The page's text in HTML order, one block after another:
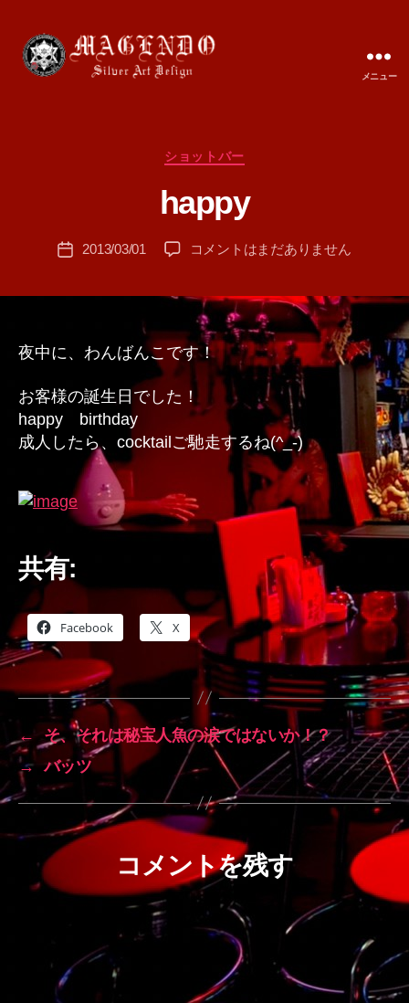
メニュー
カ
ゴ
リ
ショットバー
happy
作
者
T
A
投
2013/03/01
happy
コメントはまだありません
夜中に、わんばんこです！
お客様の誕生日でした！
happy birthday
成人したら、cocktailご馳走するね(^_-)
共有:
Facebook X
←
そ、それは秘宝人魚の涙ではないか！？
→ バッツ
コメントを残す